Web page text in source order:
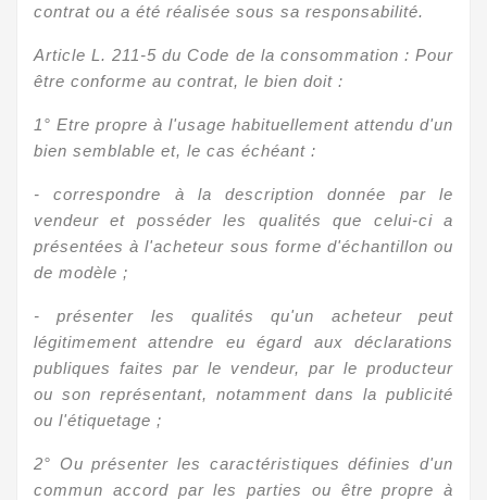
contrat ou a été réalisée sous sa responsabilité.
Article L. 211-5 du Code de la consommation : Pour
être conforme au contrat, le bien doit :
1° Etre propre à l'usage habituellement attendu d'un
bien semblable et, le cas échéant :
- correspondre à la description donnée par le
vendeur et posséder les qualités que celui-ci a
présentées à l'acheteur sous forme d'échantillon ou
de modèle ;
- présenter les qualités qu'un acheteur peut
légitimement attendre eu égard aux déclarations
publiques faites par le vendeur, par le producteur
ou son représentant, notamment dans la publicité
ou l'étiquetage ;
2° Ou présenter les caractéristiques définies d'un
commun accord par les parties ou être propre à